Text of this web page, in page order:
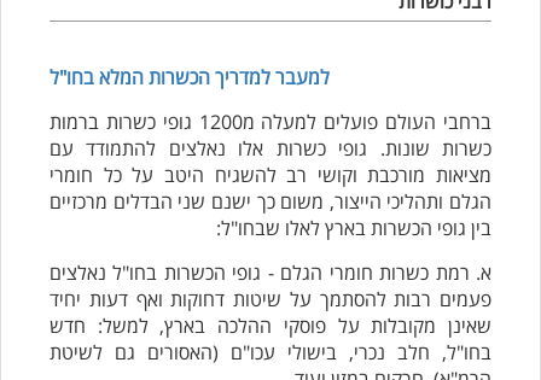
למעבר למדריך הכשרות המלא בחו"ל
ברחבי העולם פועלים למעלה מ1200 גופי כשרות ברמות
כשרות שונות. גופי כשרות אלו נאלצים להתמודד עם
מציאות מורכבת וקושי רב להשגיח היטב על כל חומרי
הגלם ותהליכי הייצור, משום כך ישנם שני הבדלים מרכזיים
בין גופי הכשרות בארץ לאלו שבחו"ל:
א. רמת כשרות חומרי הגלם - גופי הכשרות בחו"ל נאלצים
פעמים רבות להסתמך על שיטות דחוקות ואף דעות יחיד
שאינן מקובלות על פוסקי ההלכה בארץ, למשל: חדש
בחו"ל, חלב נכרי, בישולי עכו"ם (האסורים גם לשיטת